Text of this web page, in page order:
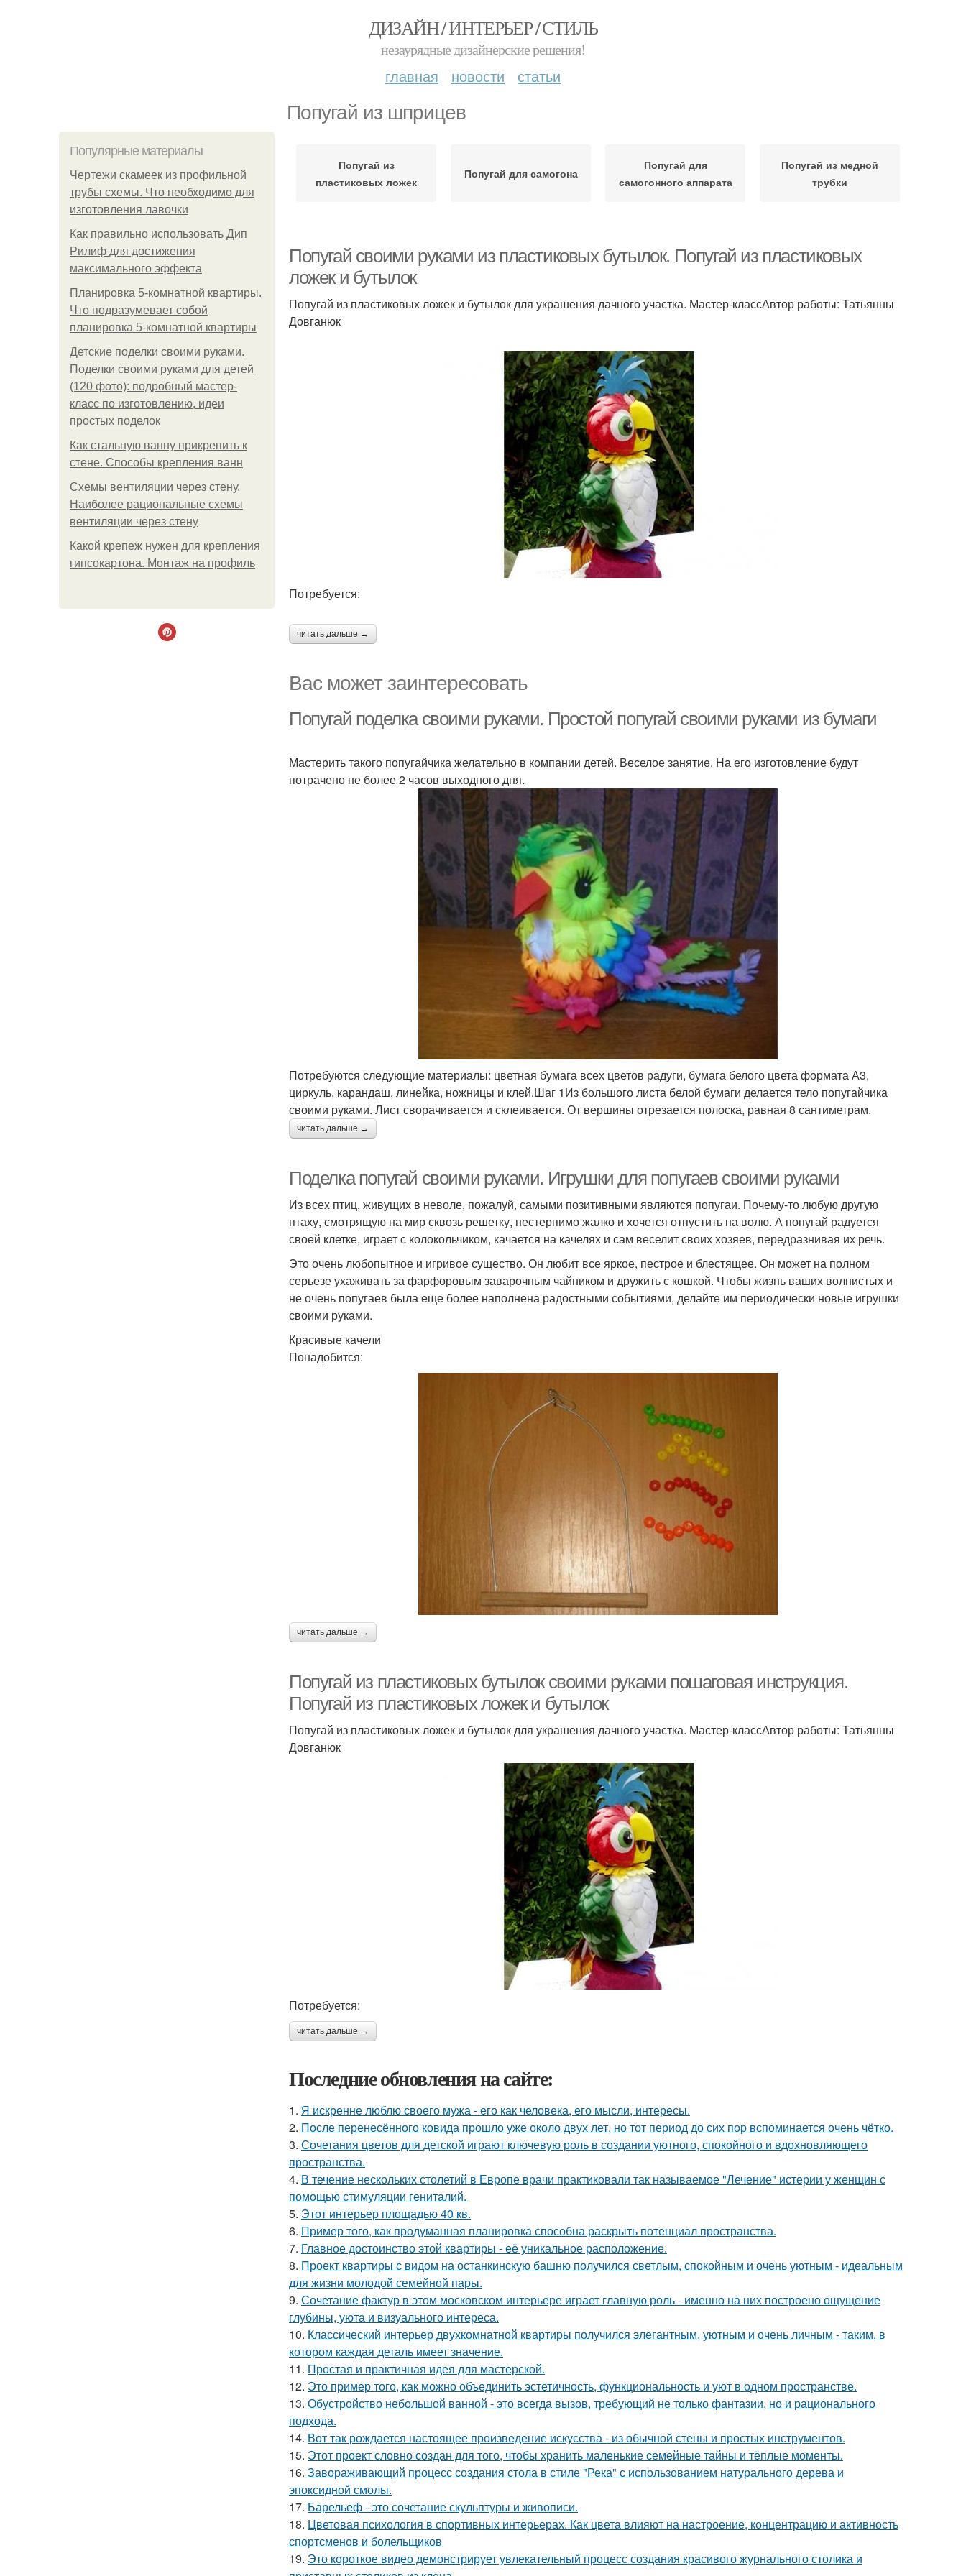
ДИЗАЙН / ИНТЕРЬЕР / СТИЛЬ
незаурядные дизайнерские решения!
главная новости статьи
Попугай из шприцев
Популярные материалы
Чертежи скамеек из профильной
трубы схемы. Что необходимо для
изготовления лавочки
Как правильно использовать Дип
Рилиф для достижения
максимального эффекта
Планировка 5-комнатной квартиры.
Что подразумевает собой
планировка 5-комнатной квартиры
Детские поделки своими руками.
Поделки своими руками для детей
(120 фото): подробный мастер-
класс по изготовлению, идеи
простых поделок
Как стальную ванну прикрепить к
стене. Способы крепления ванн
Схемы вентиляции через стену.
Наиболее рациональные схемы
вентиляции через стену
Какой крепеж нужен для крепления
гипсокартона. Монтаж на профиль
Попугай из
пластиковых ложек
Попугай для самогона
Попугай для
самогонного аппарата
Попугай из медной
трубки
Попугай своими руками из пластиковых бутылок. Попугай из пластиковых
ложек и бутылок
Попугай из пластиковых ложек и бутылок для украшения дачного участка. Мастер-классАвтор работы: Татьянны
Довганюк
Потребуется:
читать дальше →
Вас может заинтересовать
Попугай поделка своими руками. Простой попугай своими руками из бумаги
Мастерить такого попугайчика желательно в компании детей. Веселое занятие. На его изготовление будут
потрачено не более 2 часов выходного дня.
Потребуются следующие материалы: цветная бумага всех цветов радуги, бумага белого цвета формата А3,
циркуль, карандаш, линейка, ножницы и клей.Шаг 1Из большого листа белой бумаги делается тело попугайчика
своими руками. Лист сворачивается и склеивается. От вершины отрезается полоска, равная 8 сантиметрам.
читать дальше →
Поделка попугай своими руками. Игрушки для попугаев своими руками
Из всех птиц, живущих в неволе, пожалуй, самыми позитивными являются попугаи. Почему-то любую другую
птаху, смотрящую на мир сквозь решетку, нестерпимо жалко и хочется отпустить на волю. А попугай радуется
своей клетке, играет с колокольчиком, качается на качелях и сам веселит своих хозяев, передразнивая их речь.
Это очень любопытное и игривое существо. Он любит все яркое, пестрое и блестящее. Он может на полном
серьезе ухаживать за фарфоровым заварочным чайником и дружить с кошкой. Чтобы жизнь ваших волнистых и
не очень попугаев была еще более наполнена радостными событиями, делайте им периодически новые игрушки
своими руками.
Красивые качели
Понадобится:
читать дальше →
Попугай из пластиковых бутылок своими руками пошаговая инструкция.
Попугай из пластиковых ложек и бутылок
Попугай из пластиковых ложек и бутылок для украшения дачного участка. Мастер-классАвтор работы: Татьянны
Довганюк
Потребуется:
читать дальше →
Последние обновления на сайте:
1. Я искренне люблю своего мужа - его как человека, его мысли, интересы.
2. После перенесённого ковида прошло уже около двух лет, но тот период до сих пор вспоминается очень чётко.
3. Сочетания цветов для детской играют ключевую роль в создании уютного, спокойного и вдохновляющего
пространства.
4. В течение нескольких столетий в Европе врачи практиковали так называемое "Лечение" истерии у женщин с
помощью стимуляции гениталий.
5. Этот интерьер площадью 40 кв.
6. Пример того, как продуманная планировка способна раскрыть потенциал пространства.
7. Главное достоинство этой квартиры - её уникальное расположение.
8. Проект квартиры с видом на останкинскую башню получился светлым, спокойным и очень уютным - идеальным
для жизни молодой семейной пары.
9. Сочетание фактур в этом московском интерьере играет главную роль - именно на них построено ощущение
глубины, уюта и визуального интереса.
10. Классический интерьер двухкомнатной квартиры получился элегантным, уютным и очень личным - таким, в
котором каждая деталь имеет значение.
11. Простая и практичная идея для мастерской.
12. Это пример того, как можно объединить эстетичность, функциональность и уют в одном пространстве.
13. Обустройство небольшой ванной - это всегда вызов, требующий не только фантазии, но и рационального
подхода.
14. Вот так рождается настоящее произведение искусства - из обычной стены и простых инструментов.
15. Этот проект словно создан для того, чтобы хранить маленькие семейные тайны и тёплые моменты.
16. Завораживающий процесс создания стола в стиле "Река" с использованием натурального дерева и
эпоксидной смолы.
17. Барельеф - это сочетание скульптуры и живописи.
18. Цветовая психология в спортивных интерьерах. Как цвета влияют на настроение, концентрацию и активность
спортсменов и болельщиков
19. Это короткое видео демонстрирует увлекательный процесс создания красивого журнального столика и